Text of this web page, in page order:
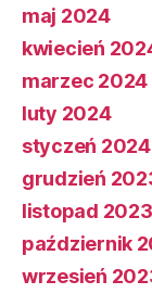
maj 2024
kwiecień
marzec 2024
luty 2024
styczeń 2024
grudzień
listopad 2023
październik
wrzesień